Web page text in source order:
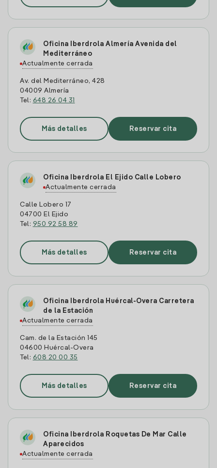
Oficina Iberdrola Almería Avenida del
Mediterráneo
Actualmente cerrada
Av. del Mediterráneo, 428
04009 Almería
Tel: 648 26 04 31
Más detalles Reservar cita
Oficina Iberdrola El Ejido Calle Lobero
Actualmente cerrada
Calle Lobero 17
04700 El Ejido
Tel: 950 92 58 89
Más detalles Reservar cita
Oficina Iberdrola Huércal-Overa Carretera
de la Estación
Actualmente cerrada
Cam. de la Estación 145
04600 Huércal-Overa
Tel: 608 20 00 35
Más detalles Reservar cita
Oficina Iberdrola Roquetas De Mar Calle
Aparecidos
Actualmente cerrada